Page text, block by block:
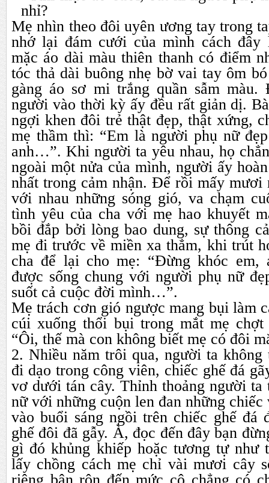
nhỉ?
Mẹ nhìn theo đôi uyên ương tay trong
nhớ lại đám cưới của mình cách đây
mặc áo dài màu thiên thanh có điểm
tóc thả dài buông nhẹ bờ vai tay ôm
gàng áo sơ mi trắng quần sẫm
người vào thời kỳ ấy đều rất giản dị.
ngợi khen đôi trẻ thật đẹp, thật xứng,
mẹ thầm thì: “Em là người phụ nữ
anh…”. Khi người ta yêu nhau, họ
ngoài một nửa của mình, người ấy
nhất trong cảm nhận. Để rồi mấy mươi
với nhau những sóng gió, va chạm
tình yêu của cha với mẹ hao khuyết
bồi đắp bởi lòng bao dung, sự thông
mẹ đi trước về miền xa thẳm, khi trút
cha để lại cho mẹ: “Đừng khóc em,
được sống chung với người phụ nữ
suốt cả cuộc đời mình…”.
Mẹ trách cơn gió ngược mang bụi làm
cúi xuống thổi bụi trong mắt mẹ
“Ôi, thế mà con không biết mẹ có đôi
2. Nhiều năm trôi qua, người ta không
đi dạo trong công viên, chiếc ghế đá
vơ dưới tán cây. Thỉnh thoảng người ta
nữ với những cuộn len đan những
vào buổi sáng ngồi trên chiếc ghế đá
ghế đôi đã gẫy. À, đọc đến đây bạn
gì đó khủng khiếp hoặc tương tự như
lấy chồng cách mẹ chỉ vài mươi cây